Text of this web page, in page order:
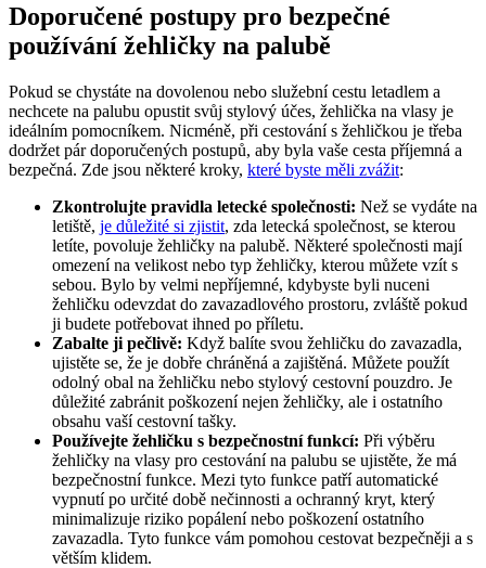
Doporučené postupy pro bezpečné
používání žehličky na palubě
Pokud se chystáte na dovolenou nebo služební cestu letadlem a
nechcete na palubu opustit svůj stylový účes, žehlička na vlasy je
ideálním pomocníkem. Nicméně, při cestování s žehličkou je třeba
dodržet pár doporučených postupů, aby byla vaše cesta příjemná a
bezpečná. Zde jsou některé kroky, které byste měli zvážit:
Zkontrolujte pravidla letecké společnosti: Než se vydáte na
letiště, je důležité si zjistit, zda letecká společnost, se kterou
letíte, povoluje žehličky na palubě. Některé společnosti mají
omezení na velikost nebo typ žehličky, kterou můžete vzít s
sebou. Bylo by velmi nepříjemné, kdybyste byli nuceni
žehličku odevzdat do zavazadlového prostoru, zvláště pokud
ji budete potřebovat ihned po příletu.
Zabalte ji pečlivě: Když balíte svou žehličku do zavazadla,
ujistěte se, že je dobře chráněná a zajištěná. Můžete použít
odolný obal na žehličku nebo stylový cestovní pouzdro. Je
důležité zabránit poškození nejen žehličky, ale i ostatního
obsahu vaší cestovní tašky.
Používejte žehličku s bezpečnostní funkcí: Při výběru
žehličky na vlasy pro cestování na palubu se ujistěte, že má
bezpečnostní funkce. Mezi tyto funkce patří automatické
vypnutí po určité době nečinnosti a ochranný kryt, který
minimalizuje riziko popálení nebo poškození ostatního
zavazadla. Tyto funkce vám pomohou cestovat bezpečněji a s
větším klidem.